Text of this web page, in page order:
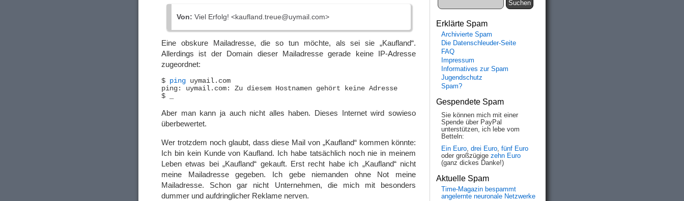
Von: Viel Erfolg! <kaufland.treue@uymail.com>
Eine obskure Mailadresse, die so tun möchte, als sei sie „Kaufland“.
Allerdings ist der Domain dieser Mailadresse gerade keine IP-Adresse
zugeordnet:
$ ping uymail.com
ping: uymail.com: Zu diesem Hostnamen gehört keine Adresse
Aber man kann ja auch nicht alles haben. Dieses Internet wird sowieso
überbewertet.
Wer trotzdem noch glaubt, dass diese Mail von „Kaufland“ kommen könnte:
Ich bin kein Kunde von Kaufland. Ich habe tatsächlich noch nie in meinem
Leben etwas bei „Kaufland“ gekauft. Erst recht habe ich „Kaufland“ nicht
meine Mailadresse gegeben. Ich gebe niemanden ohne Not meine
Mailadresse. Schon gar nicht Unternehmen, die mich mit besonders
dummer und aufdringlicher Reklame nerven.
Erklärte Spam
Archivierte Spam
Die Datenschleuder-Seite
FAQ
Impressum
Informatives zur Spam
Jugendschutz
Spam?
Gespendete Spam
Sie können mich mit einer
Spende über PayPal
unterstützen, ich lebe vom
Betteln:
Ein Euro, drei Euro, fünf Euro
oder großzügige zehn Euro
(ganz dickes Danke!)
Aktuelle Spam
Time-Magazin bespammt
angelernte neuronale Netzwerke